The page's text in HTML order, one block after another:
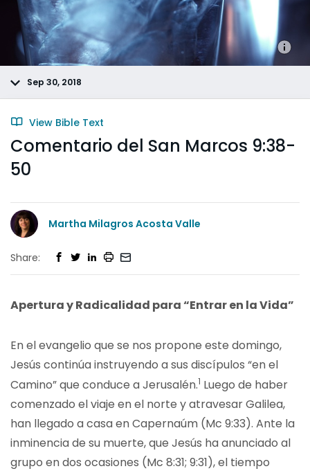
Sep 30, 2018
View Bible Text
Comentario del San Marcos 9:38-
50
Martha Milagros Acosta Valle
Share:
Apertura y Radicalidad para “Entrar en la Vida”
En el evangelio que se nos propone este domingo,
Jesús continúa instruyendo a sus discípulos “en el
Camino” que conduce a Jerusalén.1 Luego de haber
comenzado el viaje en el norte y atravesar Galilea,
han llegado a casa en Capernaúm (Mc 9:33). Ante la
inminencia de su muerte, que Jesús ha anunciado al
grupo en dos ocasiones (Mc 8:31; 9:31), el tiempo